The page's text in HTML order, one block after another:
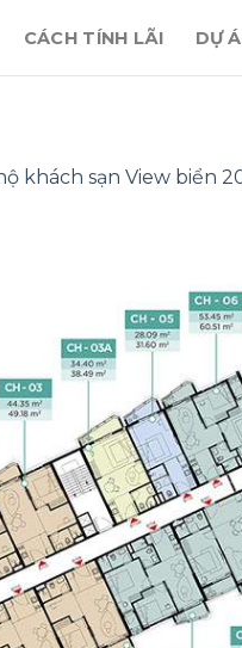
CÁCH TÍNH LÃI DỰ
khách sạn View biển